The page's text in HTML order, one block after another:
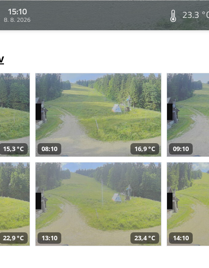
15:10
8. 8. 2026 23.3
15,3 °C 08:10 16,9 °C 09:10
22,9 °C 13:10 23,4 °C 14:10